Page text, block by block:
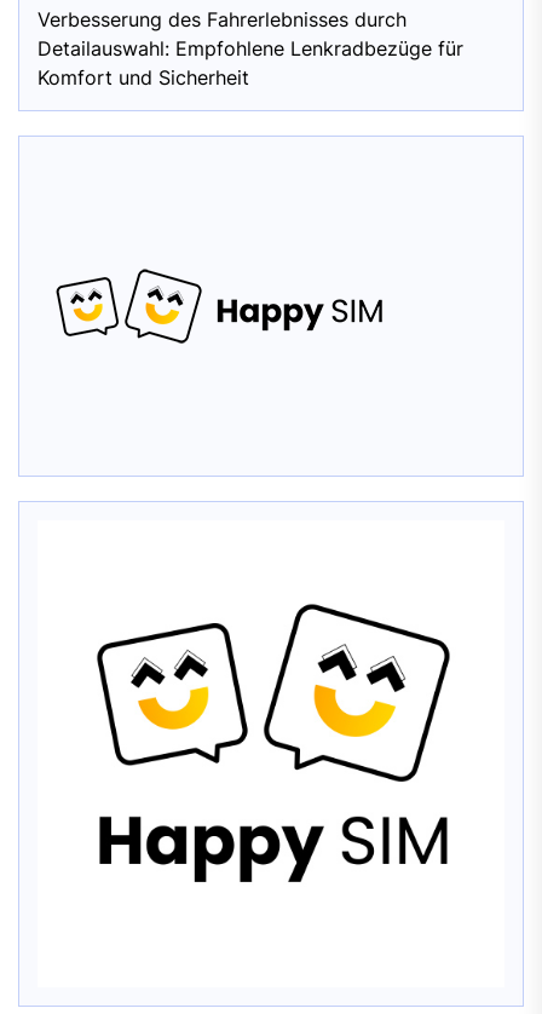
Verbesserung des Fahrerlebnisses durch
Detailauswahl: Empfohlene Lenkradbezüge für
Komfort und Sicherheit